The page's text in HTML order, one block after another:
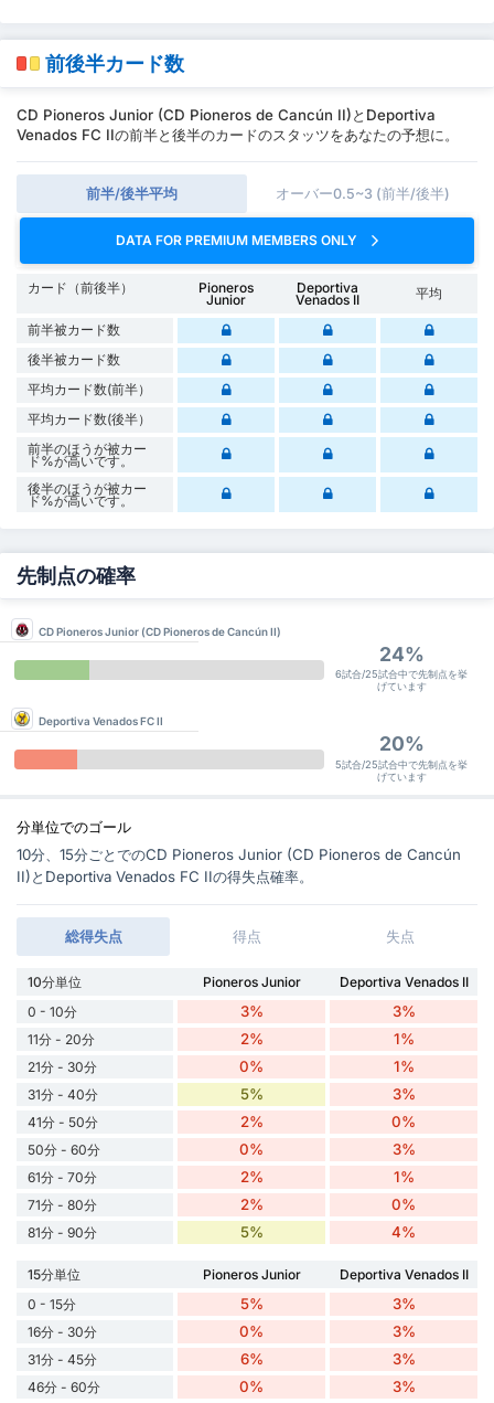
前後半カード数
CD Pioneros Junior (CD Pioneros de Cancún II)とDeportiva
Venados FC IIの前半と後半のカードのスタッツをあなたの予想に。
前半/後半平均 オーバー0.5~3 (前半/後半)
DATA FOR PREMIUM MEMBERS ONLY
カード（前後半） Pioneros
Junior
Deportiva
Venados II 平均
前半被カード数
後半被カード数
平均カード数(前半）
平均カード数(後半）
前半のほうが被カー
ド%が高いです。
後半のほうが被カー
ド%が高いです。
先制点の確率
CD Pioneros Junior (CD Pioneros de Cancún II)
24%
6試合/25試合中で先制点を挙
げています
Deportiva Venados FC II
20%
5試合/25試合中で先制点を挙
げています
分単位でのゴール
10分、15分ごとでのCD Pioneros Junior (CD Pioneros de Cancún
II)とDeportiva Venados FC IIの得失点確率。
総得失点 得点 失点
10分単位 Pioneros Junior
Deportiva Venados II
0 - 10分
3% 3%
11分 - 20分 2% 1%
21分 - 30分 0% 1%
31分 - 40分 5% 3%
41分 - 50分 2% 0%
50分 - 60分 0% 3%
61分 - 70分 2% 1%
71分 - 80分 2% 0%
81分 - 90分 5% 4%
15分単位 Pioneros Junior
Deportiva Venados II
0 - 15分
5% 3%
16分 - 30分 0% 3%
31分 - 45分 6% 3%
46分 - 60分 0% 3%